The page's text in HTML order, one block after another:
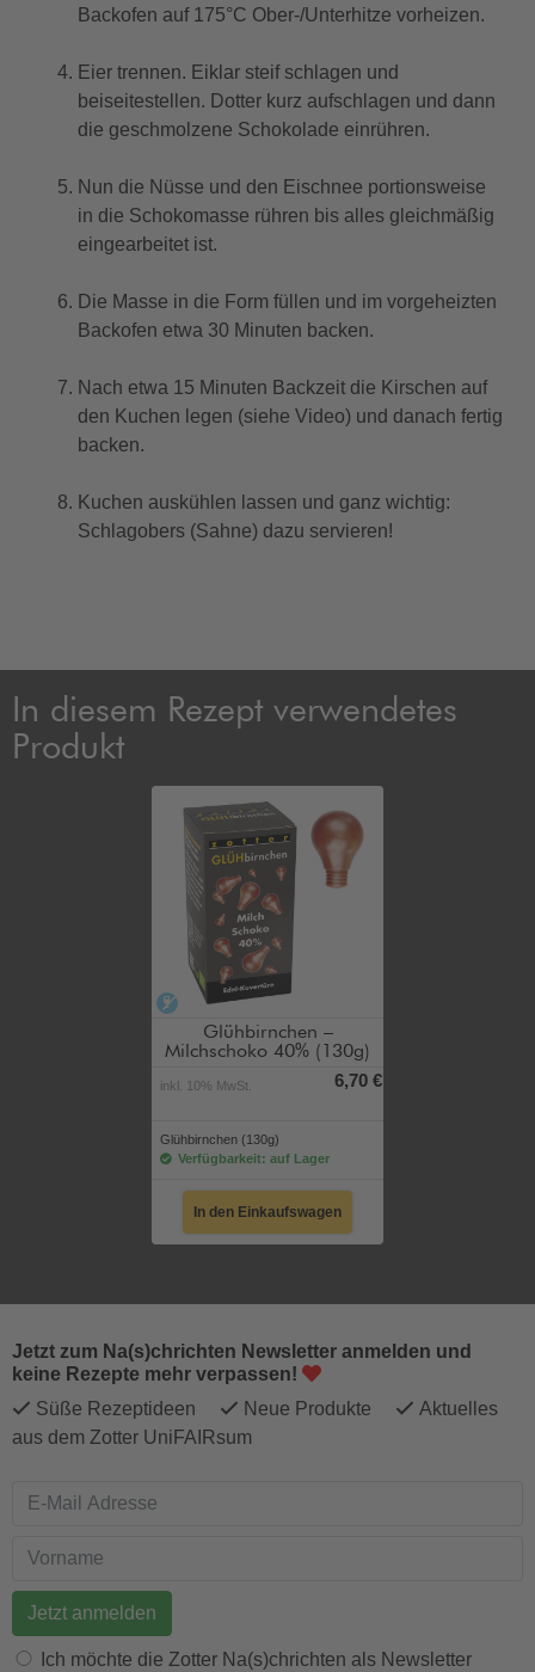
Backofen auf 175°C Ober-/Unterhitze vorheizen.
Eier trennen. Eiklar steif schlagen und
beiseitestellen. Dotter kurz aufschlagen und dann
die geschmolzene Schokolade einrühren.
Nun die Nüsse und den Eischnee portionsweise
in die Schokomasse rühren bis alles gleichmäßig
eingearbeitet ist.
Die Masse in die Form füllen und im vorgeheizten
Backofen etwa 30 Minuten backen.
Nach etwa 15 Minuten Backzeit die Kirschen auf
den Kuchen legen (siehe Video) und danach fertig
backen.
Kuchen auskühlen lassen und ganz wichtig:
Schlagobers (Sahne) dazu servieren!
In diesem Rezept verwendetes
Produkt
alkoholfrei
Glühbirnchen –
Milchschoko 40% (130g)
inkl. 10% MwSt. 6,70 €
Glühbirnchen (130g)
Verfügbarkeit: auf Lager
In den Einkaufswagen
Jetzt zum Na(s)chrichten Newsletter anmelden und
keine Rezepte mehr verpassen!
Süße Rezeptideen
Neue Produkte
Aktuelles
aus dem Zotter UniFAIRsum
E-Mail Adresse
Vorname
Ich möchte die Zotter Na(s)chrichten als Newsletter